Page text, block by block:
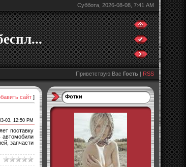
Суббота, 2026-08-08, 7:41 AM
Приветствую Вас Гость | RSS
сайт ]
03, 12:50 PM
поставку
автомобили
запчасти
Фотки